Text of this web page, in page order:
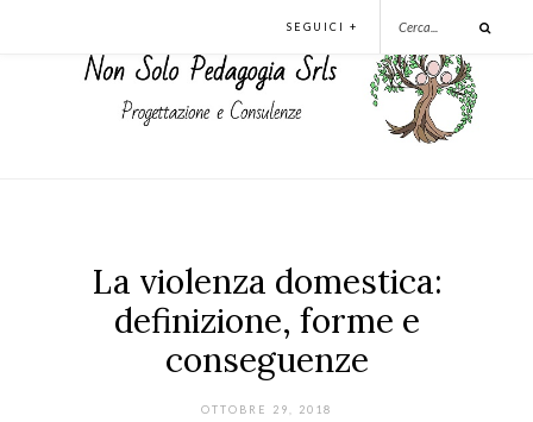
SEGUICI +
La violenza domestica:
definizione, forme e
conseguenze
OTTOBRE 29, 2018